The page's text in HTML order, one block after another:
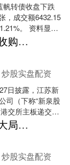
帆转债收盘下跌
，成交额6432.15
。 资料显
“AA-....
宣鱼金服配资 收购李尔座椅工厂、进军Robot，汽车饰件“老二”新泉股份冲击A+H股
炒股实盘配资
日披露，江苏新
司（下称“新泉股
交所主板递交上
立于2001年，注
聚牛策略 楼市大局已定! 将近一半家庭或面临“4大难题”, 你准备好了吗?
炒股实盘配资